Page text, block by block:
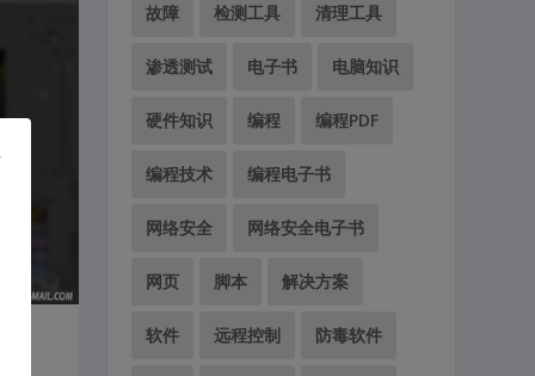
故障 检测工具 清理工具
渗透测试 电子书 电脑知识
硬件知识 编程 编程PDF
编程技术 编程电子书
网络安全 网络安全电子书
网页 脚本 解决方案
软件 远程控制 防毒软件